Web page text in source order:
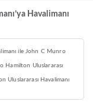
Havalimanı
ile John C Munro
Hamilton Uluslararası
Uluslararası Havalimanı